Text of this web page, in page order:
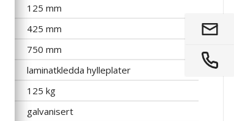
125 mm
425 mm
750 mm
laminatkledda hylleplater
125 kg
galvanisert